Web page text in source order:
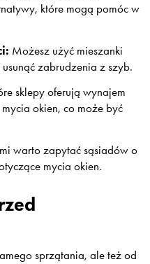
które mogą pomóc w
Możesz użyć mieszanki
zabrudzenia z szyb.
sklepy oferują wynajem
okien, co może być
warto zapytać sąsiadów o
mycia okien.
sprzątania, ale też od